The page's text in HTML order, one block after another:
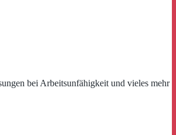
bei Arbeitsunfähigkeit und vieles mehr